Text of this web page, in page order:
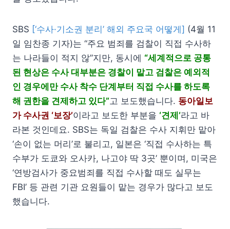
SBS [‘수사·기소권 분리’ 해외 주요국 어떻게] (4월 11
일 임찬종 기자)는 “주요 범죄를 검찰이 직접 수사하
는 나라들이 적지 않”지만, 동시에 “세계적으로 공통
된 현상은 수사 대부분은 경찰이 맡고 검찰은 예외적
인 경우에만 수사 착수 단계부터 직접 수사를 하도록
해 권한을 견제하고 있다”고 보도했습니다. 동아일보
가 수사권 ‘보장’이라고 보도한 부분을 ‘견제’라고 바
라본 것인데요. SBS는 독일 검찰은 수사 지휘만 맡아
‘손이 없는 머리’로 불리고, 일본은 ‘직접 수사하는 특
수부가 도쿄와 오사카, 나고야 딱 3곳’ 뿐이며, 미국은
‘연방검사가 중요범죄를 직접 수사할 때도 실무는
FBI’ 등 관련 기관 요원들이 맡는 경우가 많다고 보도
했습니다.